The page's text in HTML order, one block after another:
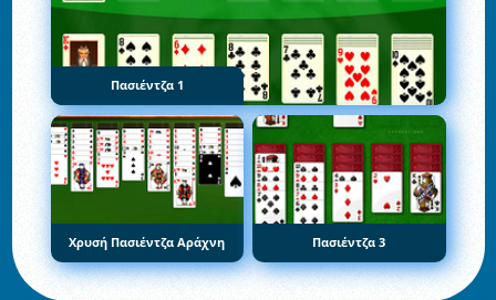
Πασιέντζα 1
Χρυσή Πασιέντζα Αράχνη Πασιέντζα 3